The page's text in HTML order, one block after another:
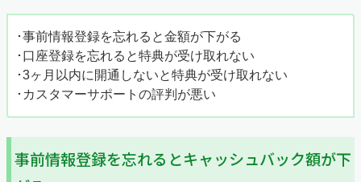
･事前情報登録を忘れると金額が下がる
･口座登録を忘れると特典が受け取れない
･3ヶ月以内に開通しないと特典が受け取れない
･カスタマーサポートの評判が悪い
事前情報登録を忘れるとキャッシュバック額が下